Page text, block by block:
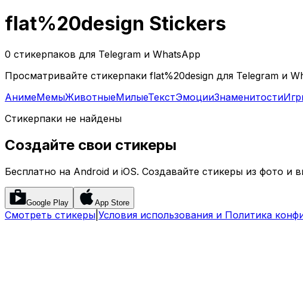
flat%20design Stickers
0 стикерпаков для Telegram и WhatsApp
Просматривайте стикерпаки flat%20design для Telegram и
АнимеМемыЖивотныеМилыеТекстЭмоцииЗнаменитости
Стикерпаки не найдены
Создайте свои стикеры
Бесплатно на Android и iOS. Создавайте стикеры из фото и
Google Play App Store
Смотреть стикеры Условия использования и Политика